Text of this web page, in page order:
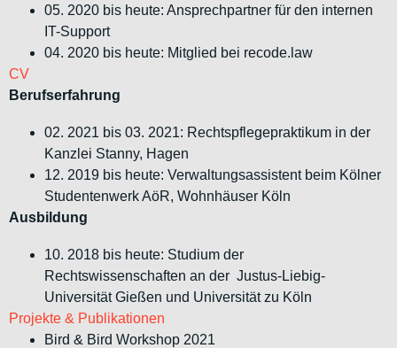
05. 2020 bis heute: Ansprechpartner für den internen
IT-Support
04. 2020 bis heute: Mitglied bei recode.law
CV
Berufserfahrung
02. 2021 bis 03. 2021: Rechtspflegepraktikum in der
Kanzlei Stanny, Hagen
12. 2019 bis heute: Verwaltungsassistent beim Kölner
Studentenwerk AöR, Wohnhäuser Köln
Ausbildung
10. 2018 bis heute: Studium der
Rechtswissenschaften an der Justus-Liebig-
Universität Gießen und Universität zu Köln
Projekte & Publikationen
Bird & Bird Workshop 2021